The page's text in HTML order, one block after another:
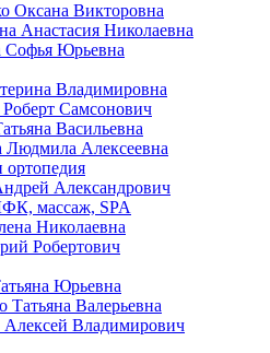
Оксана Викторовна
Анастасия Николаевна
Софья Юрьевна
Владимировна
Самсонович
Васильевна
Людмила Алексеевна
ортопедия
Александрович
массаж, SPA
Николаевна
Робертович
Юрьевна
Татьяна Валерьевна
Алексей Владимирович